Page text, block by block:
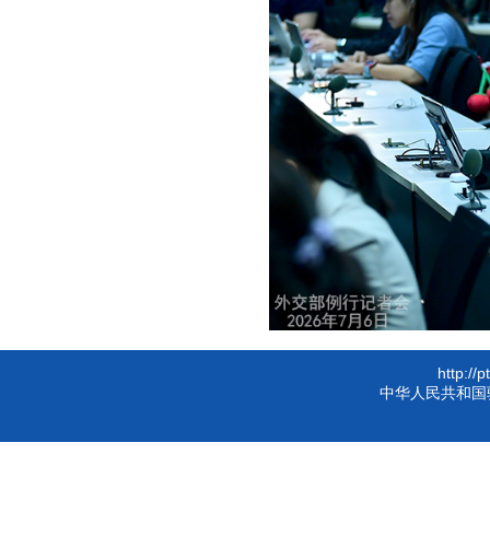
http://
中华人民共和